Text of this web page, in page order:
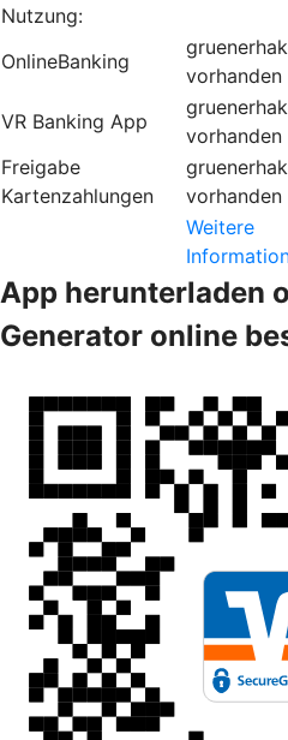
Nutzung:
OnlineBanking
vorhanden
VR Banking App
vorhanden
Freigabe
Kartenzahlungen
vorhanden
Weitere
App herunterladen
Generator online